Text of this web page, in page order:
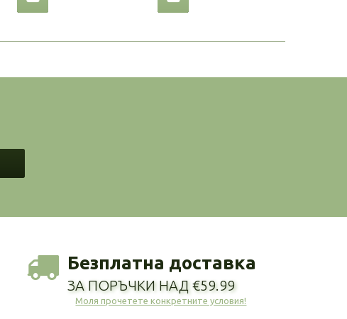
Безплатна доставка
ЗА ПОРЪЧКИ НАД €59.99
Моля прочетете конкретните условия!